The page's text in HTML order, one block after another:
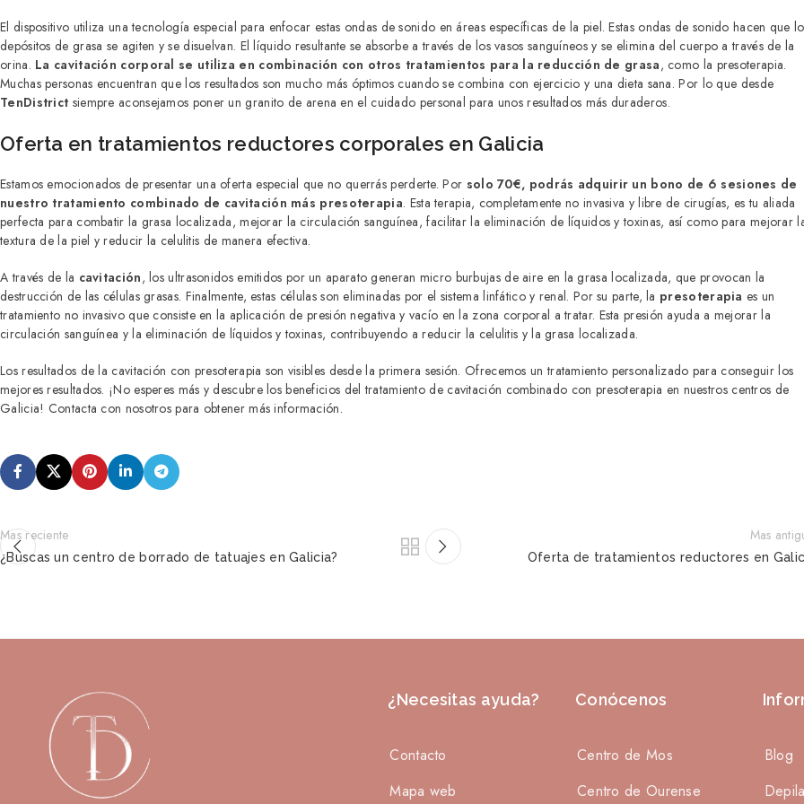
El dispositivo utiliza una tecnología especial para enfocar estas ondas de sonido en áreas específicas de la piel. Estas ondas de sonido hacen que
depósitos de grasa se agiten y se disuelvan. El líquido resultante se absorbe a través de los vasos sanguíneos y se elimina del cuerpo a través de la
orina. La cavitación corporal se utiliza en combinación con otros tratamientos para la reducción de grasa, como la presoterapia.
Muchas personas encuentran que los resultados son mucho más óptimos cuando se combina con ejercicio y una dieta sana. Por lo que desde
TenDistrict siempre aconsejamos poner un granito de arena en el cuidado personal para unos resultados más duraderos.
Oferta en tratamientos reductores corporales en Galicia
Estamos emocionados de presentar una oferta especial que no querrás perderte. Por solo 70€, podrás adquirir un bono de 6 sesiones de
nuestro tratamiento combinado de cavitación más presoterapia. Esta terapia, completamente no invasiva y libre de cirugías, es tu aliada
perfecta para combatir la grasa localizada, mejorar la circulación sanguínea, facilitar la eliminación de líquidos y toxinas, así como para mejorar
textura de la piel y reducir la celulitis de manera efectiva.
A través de la cavitación, los ultrasonidos emitidos por un aparato generan micro burbujas de aire en la grasa localizada, que provocan la
destrucción de las células grasas. Finalmente, estas células son eliminadas por el sistema linfático y renal. Por su parte, la presoterapia es un
tratamiento no invasivo que consiste en la aplicación de presión negativa y vacío en la zona corporal a tratar. Esta presión ayuda a mejorar la
circulación sanguínea y la eliminación de líquidos y toxinas, contribuyendo a reducir la celulitis y la grasa localizada.
Los resultados de la cavitación con presoterapia son visibles desde la primera sesión. Ofrecemos un tratamiento personalizado para conseguir los
mejores resultados. ¡No esperes más y descubre los beneficios del tratamiento de cavitación combinado con presoterapia en nuestros centros de
Galicia! Contacta con nosotros para obtener más información.
Mas reciente
¿Buscas un centro de borrado de tatuajes en Galicia?
Mas
Oferta de tratamientos reductores en
¿Necesitas ayuda?
Contacto
Mapa web
Conócenos
Centro de Mos
Centro de Ourense
Blog